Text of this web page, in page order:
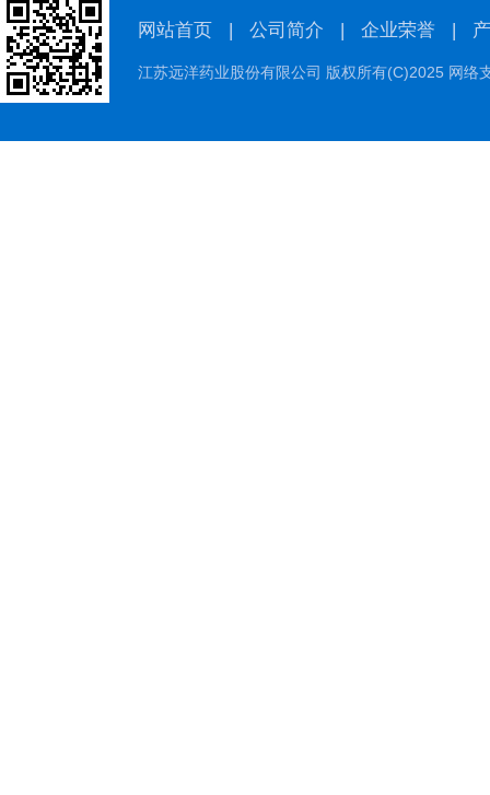
网站首页 | 公司简介 | 企业荣誉 |
江苏远洋药业股份有限公司 版权所有(C)2025 网络